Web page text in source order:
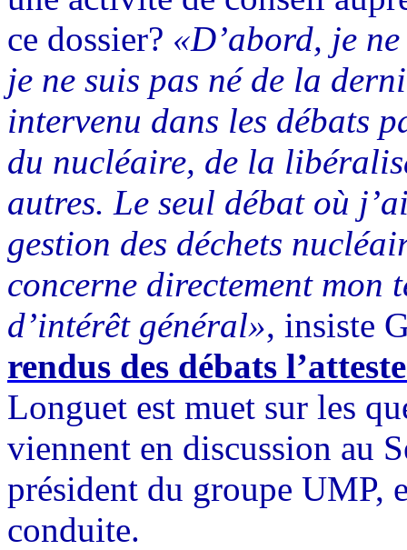
ce dossier? «D’abord, je
je ne suis pas né de la
intervenu dans les débats
du nucléaire, de la
autres. Le seul débat où
gestion des déchets
concerne directement mon
d’intérêt général», insiste
rendus des débats
Longuet est muet sur les
viennent en discussion au
président du groupe UMP,
conduite.